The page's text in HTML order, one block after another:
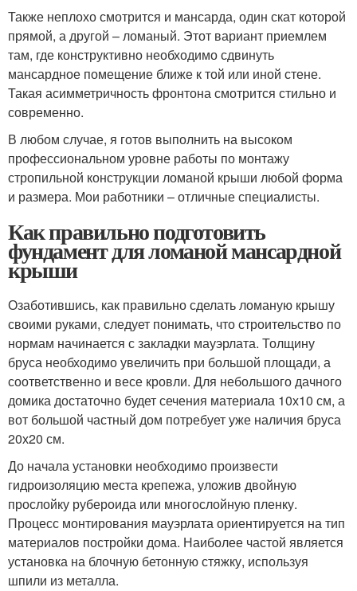
Также неплохо смотрится и мансарда, один скат которой
прямой, а другой – ломаный. Этот вариант приемлем
там, где конструктивно необходимо сдвинуть
мансардное помещение ближе к той или иной стене.
Такая асимметричность фронтона смотрится стильно и
современно.
В любом случае, я готов выполнить на высоком
профессиональном уровне работы по монтажу
стропильной конструкции ломаной крыши любой форма
и размера. Мои работники – отличные специалисты.
Как правильно подготовить
фундамент для ломаной мансардной
крыши
Озаботившись, как правильно сделать ломаную крышу
своими руками, следует понимать, что строительство по
нормам начинается с закладки мауэрлата. Толщину
бруса необходимо увеличить при большой площади, а
соответственно и весе кровли. Для небольшого дачного
домика достаточно будет сечения материала 10х10 см, а
вот большой частный дом потребует уже наличия бруса
20х20 см.
До начала установки необходимо произвести
гидроизоляцию места крепежа, уложив двойную
прослойку рубероида или многослойную пленку.
Процесс монтирования мауэрлата ориентируется на тип
материалов постройки дома. Наиболее частой является
установка на блочную бетонную стяжку, используя
шпили из металла.